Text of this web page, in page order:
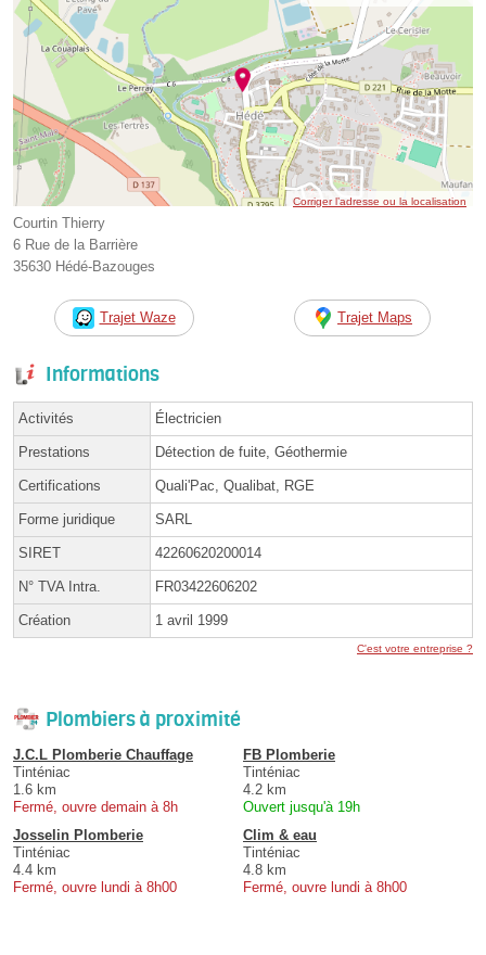
Corriger l’adresse ou la localisation
Courtin Thierry
6 Rue de la Barrière
35630 Hédé-Bazouges
Trajet Waze Trajet Maps
Informations
Activités Électricien
Prestations Détection de fuite, Géothermie
Certifications Quali'Pac, Qualibat, RGE
Forme juridique SARL
SIRET 42260620200014
N° TVA Intra. FR03422606202
Création 1 avril 1999
C'est votre entreprise ?
Plombiers à proximité
J.C.L Plomberie Chauffage
Tinténiac
1.6 km
Fermé, ouvre demain à 8h
FB Plomberie
Tinténiac
4.2 km
Ouvert jusqu'à 19h
Josselin Plomberie
Tinténiac
4.4 km
Fermé, ouvre lundi à 8h00
Clim & eau
Tinténiac
4.8 km
Fermé, ouvre lundi à 8h00